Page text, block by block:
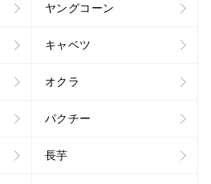
ヤングコーン
キャベツ
オクラ
パクチー
長芋